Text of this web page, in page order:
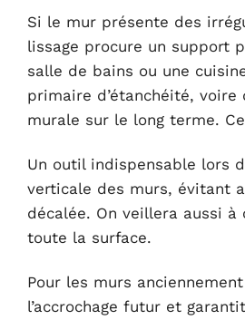
Si le mur présente des
lissage procure un support
salle de bains ou une
primaire d’étanchéité,
murale sur le long terme.
Un outil indispensable lors
verticale des murs, évitant
décalée. On veillera aussi
toute la surface.
Pour les murs
l’accrochage futur et